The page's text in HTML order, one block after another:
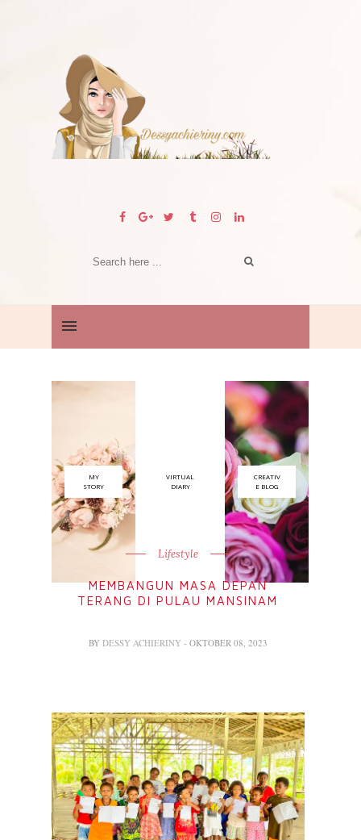
MY
STORY
VIRTUAL
DIARY
CREATIV
E BLOG
Lifestyle
MEMBANGUN MASA DEPAN
TERANG DI PULAU MANSINAM
BY DESSY ACHIERINY - OKTOBER 08, 2023